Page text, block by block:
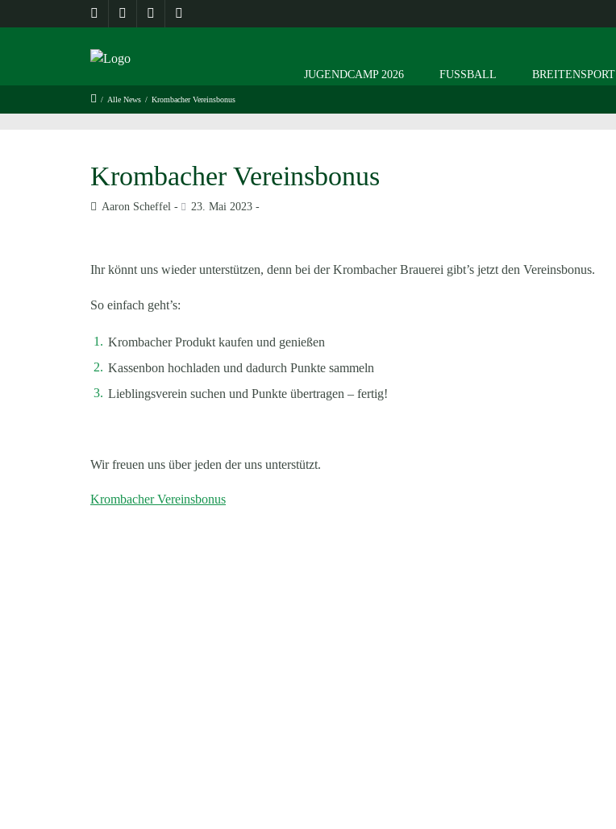
JUGENDCAMP 2026 FUSSBALL BREITENSPORT
/ Alle News / Krombacher Vereinsbonus
Krombacher Vereinsbonus
Aaron Scheffel 23. Mai 2023
Ihr könnt uns wieder unterstützen, denn bei der Krombacher Brauerei gibt’s jetzt den Vereinsbonus.
So einfach geht’s:
Krombacher Produkt kaufen und genießen
Kassenbon hochladen und dadurch Punkte sammeln
Lieblingsverein suchen und Punkte übertragen – fertig!
Wir freuen uns über jeden der uns unterstützt.
Krombacher Vereinsbonus